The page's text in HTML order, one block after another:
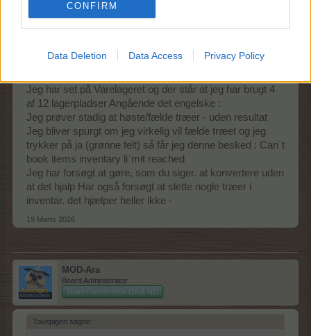
CONFIRM
Data Deletion Data Access Privacy Policy
Jeg har set på Varelageret og der står at jeg har brugt 4
af 12 lagerpladser Angående det engelske :
Jeg prøver stadig at høste/fælde træer - uden resultat
Jeg bliver spurgt om jeg virkelig vil fælde træet og jeg
trykker på ja (grønne felt) så får jeg denne besked : Can`t
book items inventary li`mit reached
Jeg har forsøgt at gøre, som du siger. at konvertere uden
at det hjalp Har også forsøgt at slette nogle træer i
inventar. det hjælper heller ikke -
19 Marts 2026
MOD-Ara
Board Administrator
Team Farmerama DA & NO
Tovepigen sagde: ↑